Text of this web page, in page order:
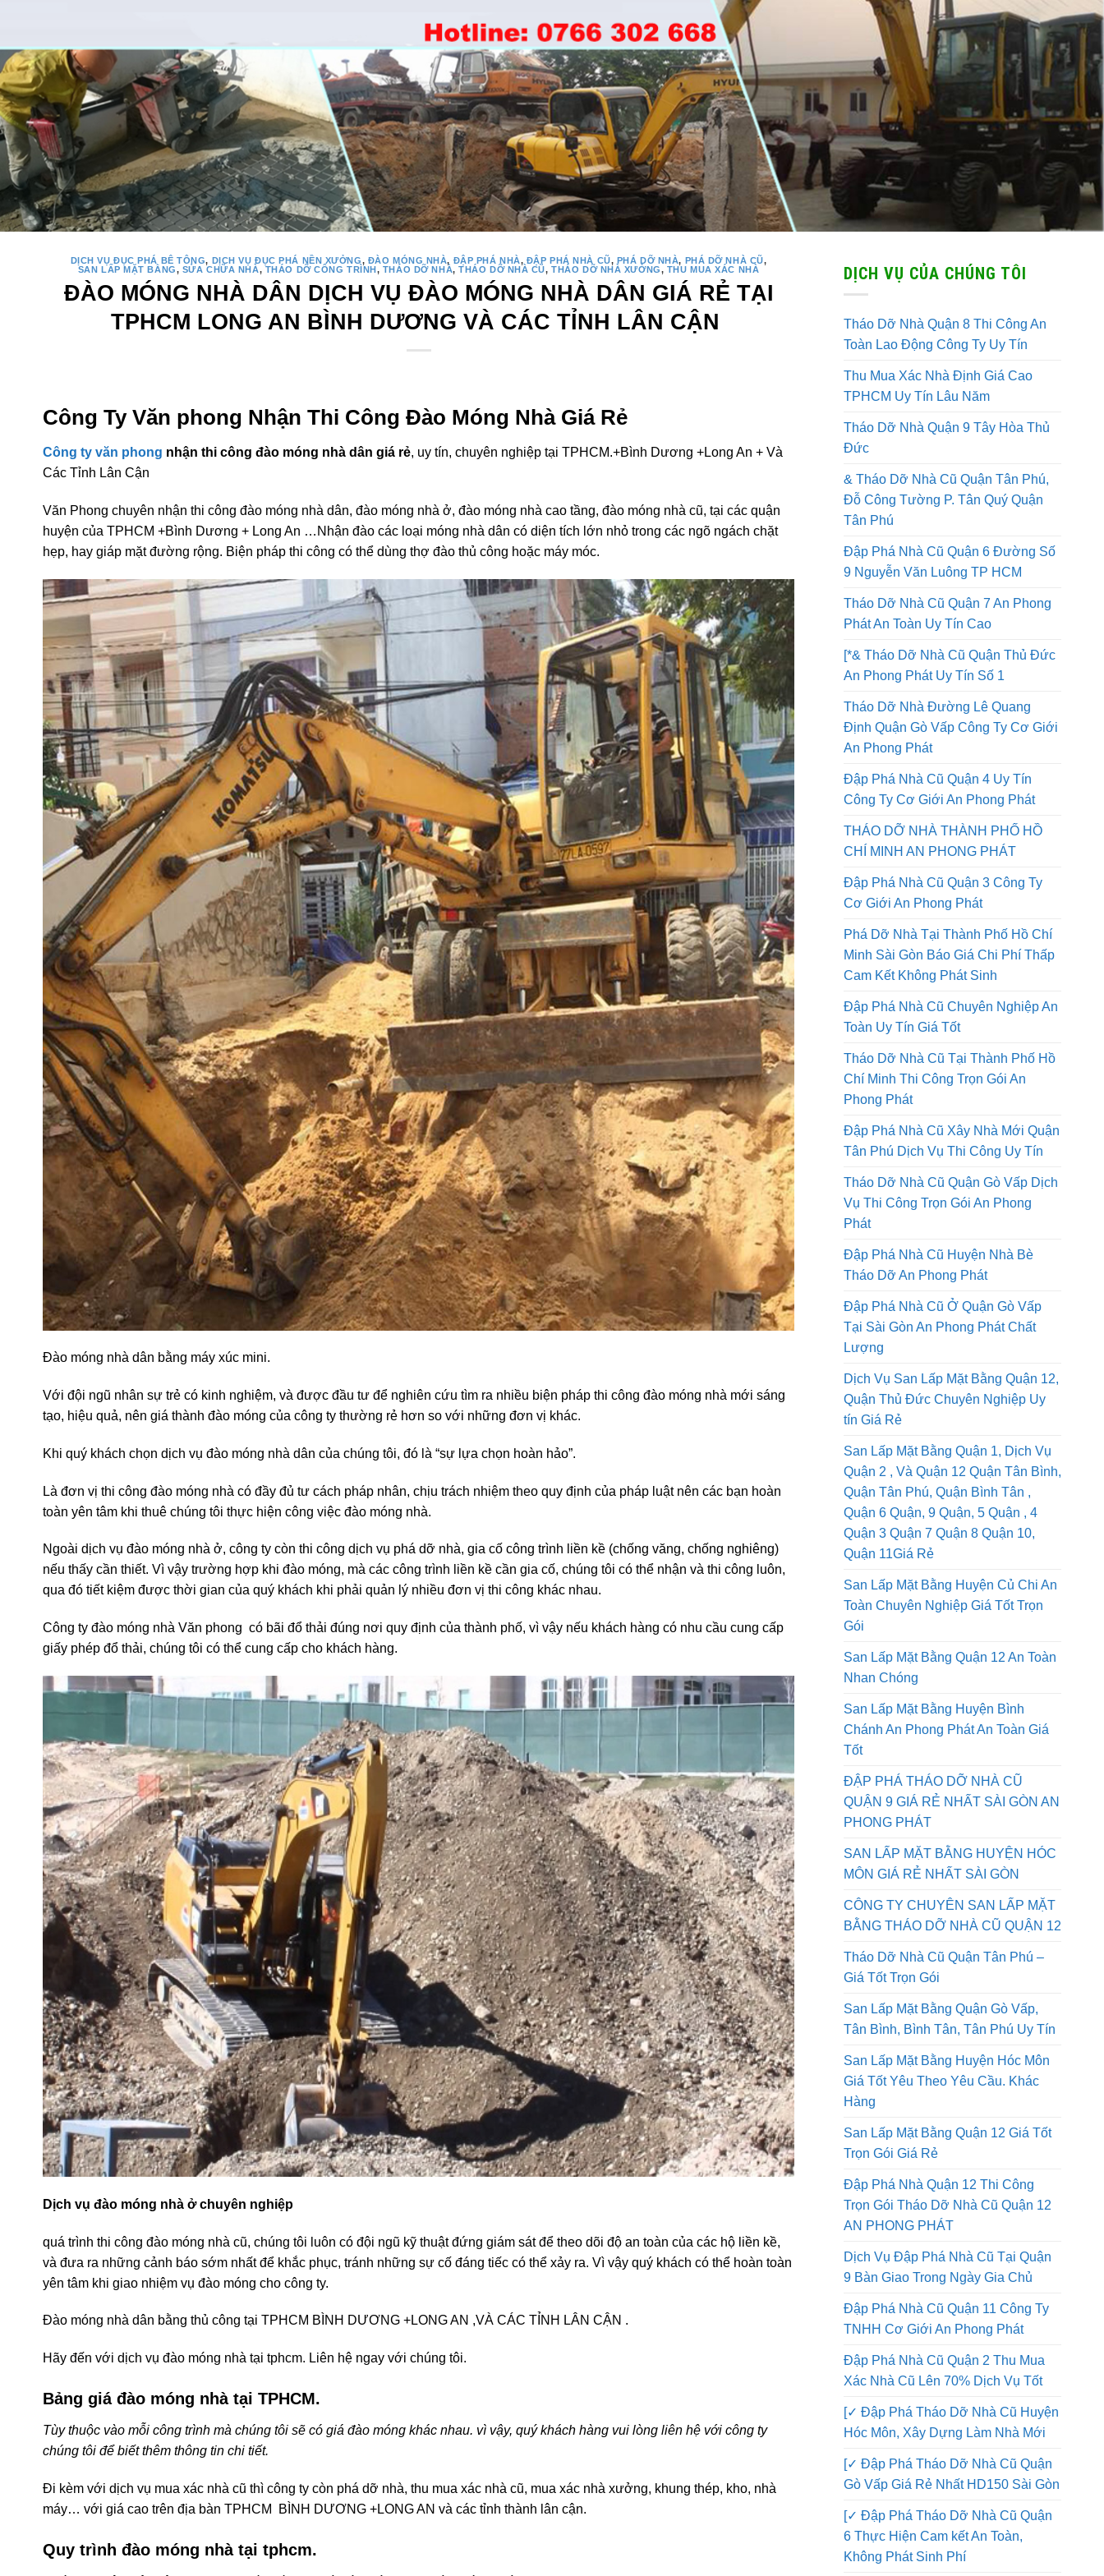
DỊCH VỤ ĐỤC PHÁ NỀN XƯỞNG ĐẬP PHÁ NHÀ ,ĐẬP PHÁ NHÀ CŨ PHÁ DỠ NHÀ PHÁ DỠ NHÀ CŨ
SAN LẤP MẶT BẰNG ,SỬA CHỮA NHÀ, THÁO DỠ CÔNG TRÌNH,THÁO DỠ NHÀ, THÁO DỠ NHÀ CŨ, THÁO DỠ NHÀ XƯỞNG THU MUA XÁC NHÀ
ĐÀO MÓNG NHÀ DÂN DỊCH VỤ ĐÀO MÓNG NHÀ DÂN GIÁ RẺ TẠI
Công Ty Văn phong Nhận Thi Công Đào Móng Nhà Giá Rẻ
Công ty văn phong nhận thi công đào móng nhà dân giá rẻ
, uy tín, chuyên nghiệp tại TPHCM.+Bình Dương +Long An + Và
Các Tỉnh Lân Cận
Văn Phong chuyên nhận thi công đào móng nhà dân, đào móng nhà ở, đào móng nhà cao tầng, đào móng nhà cũ, tại các quận
huyện của TPHCM +Bình Dương + Long An …Nhận đào các loại móng nhà dân có diện tích lớn nhỏ trong các ngõ ngách chặt
hẹp, hay giáp mặt đường rộng. Biện pháp thi công có thể dùng thợ đào thủ công hoặc máy móc.
Đào móng nhà dân bằng máy xúc mini.
Với đội ngũ nhân sự trẻ có kinh nghiệm, và được đầu tư để nghiên cứu tìm ra nhiều biện pháp thi công đào móng nhà mới sáng
Khi quý khách chọn dịch vụ đào móng nhà dân của chúng tôi, đó là “sự lựa chọn hoàn hảo”.
Là đơn vị thi công đào móng nhà có đầy đủ tư cách pháp nhân, chịu trách nhiệm theo quy định của pháp luật nên các bạn hoàn
toàn yên tâm khi thuê chúng tôi thực hiện công việc đào móng nhà.
Ngoài dịch vụ đào móng nhà ở, công ty còn thi công dịch vụ phá dỡ nhà, gia cố công trình liền kề (chống văng, chống nghiêng)
nếu thấy cần thiết. Vì vậy trường hợp khi đào móng, mà các công trình liền kề cần gia cố, chúng tôi có thể nhận và thi công luôn,
qua đó tiết kiệm được thời gian của quý khách khi phải quản lý nhiều đơn vị thi công khác nhau.
Công ty đào móng nhà Văn phong có bãi đổ thải đúng nơi quy định của thành phố, vì vậy nếu khách hàng có nhu cầu cung cấp
giấy phép đổ thải, chúng tôi có thể cung cấp cho khách hàng.
Dịch vụ đào móng nhà ở chuyên nghiệp
quá trình thi công đào móng nhà cũ, chúng tôi luôn có đội ngũ kỹ thuật đứng giám sát để theo dõi độ an toàn của các hộ liền kề,
và đưa ra những cảnh báo sớm nhất để khắc phục, tránh những sự cố đáng tiếc có thể xảy ra. Vì vậy quý khách có thể hoàn toàn
Hãy đến với dịch vụ đào móng nhà tại tphcm. Liên hệ ngay với chúng tôi.
Bảng giá đào móng nhà tại TPHCM.
Tùy thuộc vào mỗi công trình mà chúng tôi sẽ có giá đào móng khác nhau. vì vậy, quý khách hàng vui lòng liên hệ với công ty
chúng tôi để biết thêm thông tin chi tiết.
máy… với giá cao trên địa bàn TPHCM BÌNH DƯƠNG +LONG AN và các tỉnh thành lân cận.
DỊCH VỤ CỦA CHÚNG TÔI
Tháo Dỡ Nhà Quận 8 Thi Công An
Toàn Lao Động Công Ty Uy Tín
Thu Mua Xác Nhà Định Giá Cao
TPHCM Uy Tín Lâu Năm
Tháo Dỡ Nhà Quận 9 Tây Hòa Thủ
Đức
& Tháo Dỡ Nhà Cũ Quận Tân Phú,
Đỗ Công Tường P. Tân Quý Quận
Tân Phú
Đập Phá Nhà Cũ Quận 6 Đường Số
9 Nguyễn Văn Luông TP HCM
Tháo Dỡ Nhà Cũ Quận 7 An Phong
Phát An Toàn Uy Tín Cao
[*& Tháo Dỡ Nhà Cũ Quận Thủ Đức
An Phong Phát Uy Tín Số 1
Tháo Dỡ Nhà Đường Lê Quang
Định Quận Gò Vấp Công Ty Cơ Giới
An Phong Phát
Đập Phá Nhà Cũ Quận 4 Uy Tín
Công Ty Cơ Giới An Phong Phát
THÁO DỠ NHÀ THÀNH PHỐ HỒ
CHÍ MINH AN PHONG PHÁT
Đập Phá Nhà Cũ Quận 3 Công Ty
Cơ Giới An Phong Phát
Phá Dỡ Nhà Tại Thành Phố Hồ Chí
Minh Sài Gòn Báo Giá Chi Phí Thấp
Cam Kết Không Phát Sinh
Đập Phá Nhà Cũ Chuyên Nghiệp An
Toàn Uy Tín Giá Tốt
Tháo Dỡ Nhà Cũ Tại Thành Phố Hồ
Chí Minh Thi Công Trọn Gói An
Phong Phát
Đập Phá Nhà Cũ Xây Nhà Mới Quận
Tân Phú Dịch Vụ Thi Công Uy Tín
Tháo Dỡ Nhà Cũ Quận Gò Vấp Dịch
Vụ Thi Công Trọn Gói An Phong
Phát
Đập Phá Nhà Cũ Huyện Nhà Bè
Tháo Dỡ An Phong Phát
Đập Phá Nhà Cũ Ở Quận Gò Vấp
Tại Sài Gòn An Phong Phát Chất
Lượng
Dịch Vụ San Lấp Mặt Bằng Quận 12,
Quận Thủ Đức Chuyên Nghiệp Uy
tín Giá Rẻ
San Lấp Mặt Bằng Quận 1, Dịch Vụ
Quận 2 , Và Quận 12 Quận Tân Bình,
Quận Tân Phú, Quận Bình Tân ,
Quận 6 Quận, 9 Quận, 5 Quận , 4
Quận 3 Quận 7 Quận 8 Quận 10,
Quận 11Giá Rẻ
San Lấp Mặt Bằng Huyện Củ Chi An
Toàn Chuyên Nghiệp Giá Tốt Trọn
Gói
San Lấp Mặt Bằng Quận 12 An Toàn
Nhan Chóng
San Lấp Mặt Bằng Huyện Bình
Chánh An Phong Phát An Toàn Giá
Tốt
ĐẬP PHÁ THÁO DỠ NHÀ CŨ
QUẬN 9 GIÁ RẺ NHẤT SÀI GÒN AN
PHONG PHÁT
SAN LẤP MẶT BẰNG HUYỆN HÓC
MÔN GIÁ RẺ NHẤT SÀI GÒN
CÔNG TY CHUYÊN SAN LẤP MẶT
BẰNG THÁO DỠ NHÀ CŨ QUẬN 12
Tháo Dỡ Nhà Cũ Quận Tân Phú –
Giá Tốt Trọn Gói
San Lấp Mặt Bằng Quận Gò Vấp,
Tân Bình, Bình Tân, Tân Phú Uy Tín
San Lấp Mặt Bằng Huyện Hóc Môn
Giá Tốt Yêu Theo Yêu Cầu. Khác
Hàng
San Lấp Mặt Bằng Quận 12 Giá Tốt
Trọn Gói Giá Rẻ
Đập Phá Nhà Quận 12 Thi Công
Trọn Gói Tháo Dỡ Nhà Cũ Quận 12
AN PHONG PHÁT
Dịch Vụ Đập Phá Nhà Cũ Tại Quận
9 Bàn Giao Trong Ngày Gia Chủ
Đập Phá Nhà Cũ Quận 11 Công Ty
TNHH Cơ Giới An Phong Phát
Đập Phá Nhà Cũ Quận 2 Thu Mua
Xác Nhà Cũ Lên 70% Dịch Vụ Tốt
[✓ Đập Phá Tháo Dỡ Nhà Cũ Huyện
Hóc Môn, Xây Dựng Làm Nhà Mới
[✓ Đập Phá Tháo Dỡ Nhà Cũ Quận
Gò Vấp Giá Rẻ Nhất HD150 Sài Gòn
[✓ Đập Phá Tháo Dỡ Nhà Cũ Quận